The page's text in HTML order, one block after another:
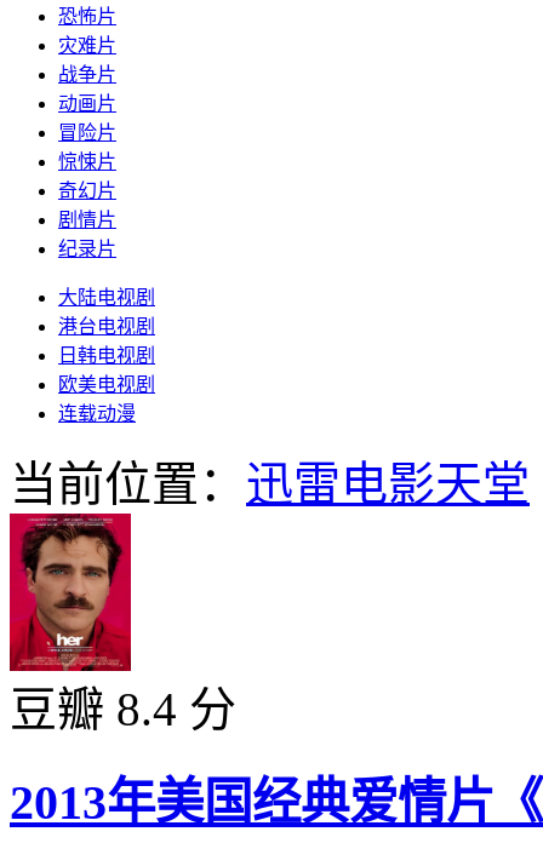
恐怖片
灾难片
战争片
动画片
冒险片
惊悚片
奇幻片
剧情片
纪录片
大陆电视剧
港台电视剧
日韩电视剧
欧美电视剧
连载动漫
当前位置： 迅雷电影天堂
豆瓣 8.4 分
2013年美国经典爱情片